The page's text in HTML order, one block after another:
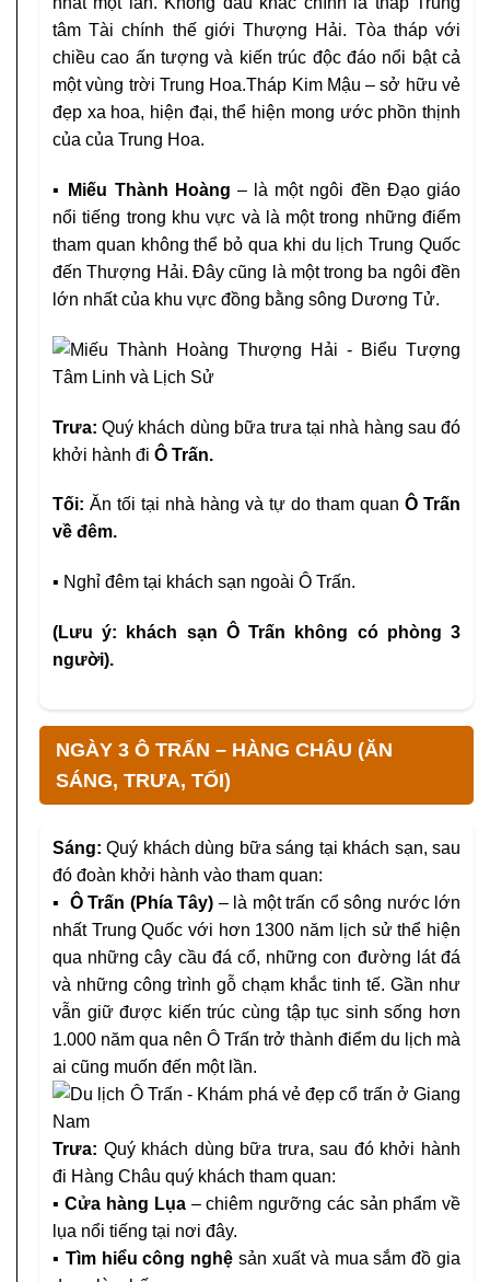
tâm Tài chính thế giới Thượng Hải. Tòa tháp với
chiều cao ấn tượng và kiến trúc độc đáo nổi bật cả
một vùng trời Trung Hoa.Tháp Kim Mậu – sở hữu vẻ
đẹp xa hoa, hiện đại, thể hiện mong ước phồn thịnh
của của Trung Hoa.
▪ Miếu Thành Hoàng – là một ngôi đền Đạo giáo
nổi tiếng trong khu vực và là một trong những điểm
tham quan không thể bỏ qua khi du lịch Trung Quốc
đến Thượng Hải. Đây cũng là một trong ba ngôi đền
lớn nhất của khu vực đồng bằng sông Dương Tử.
Trưa: Quý khách dùng bữa trưa tại nhà hàng sau đó
khởi hành đi Ô Trấn.
Tối: Ăn tối tại nhà hàng và tự do tham quan Ô Trấn
về đêm.
▪ Nghỉ đêm tại khách sạn ngoài Ô Trấn.
(Lưu ý: khách sạn Ô Trấn không có phòng 3
người).
NGÀY 3 Ô TRẤN – HÀNG CHÂU (ĂN
SÁNG, TRƯA, TỐI)
Sáng: Quý khách dùng bữa sáng tại khách sạn, sau
đó đoàn khởi hành vào tham quan:
▪
Ô Trấn (Phía Tây) – là một trấn cổ sông nước lớn
nhất Trung Quốc với hơn 1300 năm lịch sử thể hiện
qua những cây cầu đá cổ, những con đường lát đá
và những công trình gỗ chạm khắc tinh tế. Gần như
vẫn giữ được kiến trúc cùng tập tục sinh sống hơn
1.000 năm qua nên Ô Trấn trở thành điểm du lịch mà
ai cũng muốn đến một lần.
Trưa: Quý khách dùng bữa trưa, sau đó khởi hành
đi Hàng Châu quý khách tham quan:
▪ Cửa hàng Lụa– chiêm ngưỡng các sản phẩm về
lụa nổi tiếng tại nơi đây.
▪ Tìm hiểu công nghệ sản xuất và mua sắm đồ gia